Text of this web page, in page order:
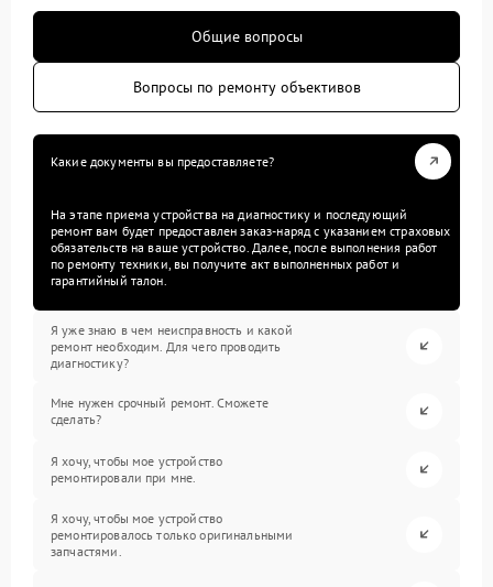
Общие вопросы
Вопросы по ремонту объективов
Какие документы вы предоставляете?
На этапе приема устройства на диагностику и последующий
ремонт вам будет предоставлен заказ-наряд с указанием страховых
обязательств на ваше устройство. Далее, после выполнения работ
по ремонту техники, вы получите акт выполненных работ и
гарантийный талон.
Я уже знаю в чем неисправность и какой
ремонт необходим. Для чего проводить
диагностику?
Мне нужен срочный ремонт. Сможете
сделать?
Я хочу, чтобы мое устройство
ремонтировали при мне.
Я хочу, чтобы мое устройство
ремонтировалось только оригинальными
запчастями.